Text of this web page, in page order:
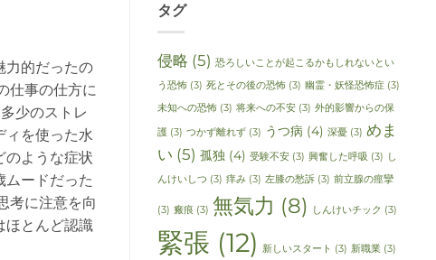
力的だったの
仕事の仕方に
少のストレ
ィを使った水
のような症状
ムードだった
考に注意を向
ほとんど認識
タグ
侵略 (5) 恐ろしいことが起こるかもしれないとい
う恐怖(3) 死とその後の恐怖(3) 幽霊・妖怪恐怖症(3)
未知への恐怖(3) 将来への不安(3) 外的影響からの保
護(3) つかず離れず(3) うつ病 (4) 深憂(3) めま
い (5) 孤独 (4) 受験不安(3) 興奮した呼吸 (3) し
んけいしつ (3) 痒み(3) 左膝の愁訴(3) 前立腺の痙攣
(3) 瘢痕 (3) 無気力 (8) しんけいチック (3)
緊張 (12) 新しいスタート (3) 新職業(3)